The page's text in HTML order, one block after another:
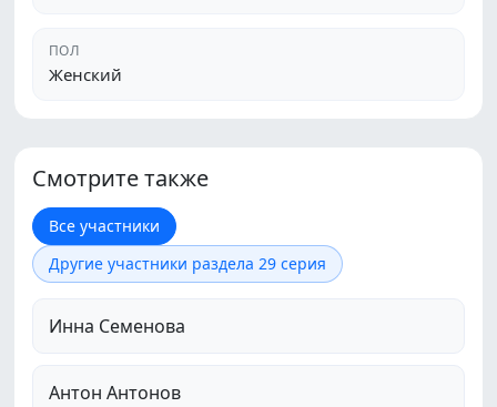
ПОЛ
Женский
Смотрите также
Все участники
Другие участники раздела 29 серия
Инна Семенова
Антон Антонов